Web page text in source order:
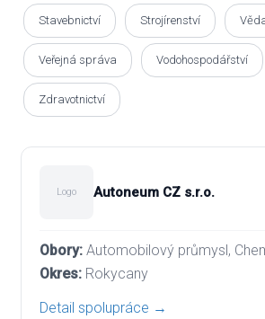
Stavebnictví Strojírenství
Veřejná správa Vodohospodářství
Zdravotnictví
Logo Autoneum CZ s.r.o.
Automobilový průmysl,
Rokycany
Detail spolupráce →